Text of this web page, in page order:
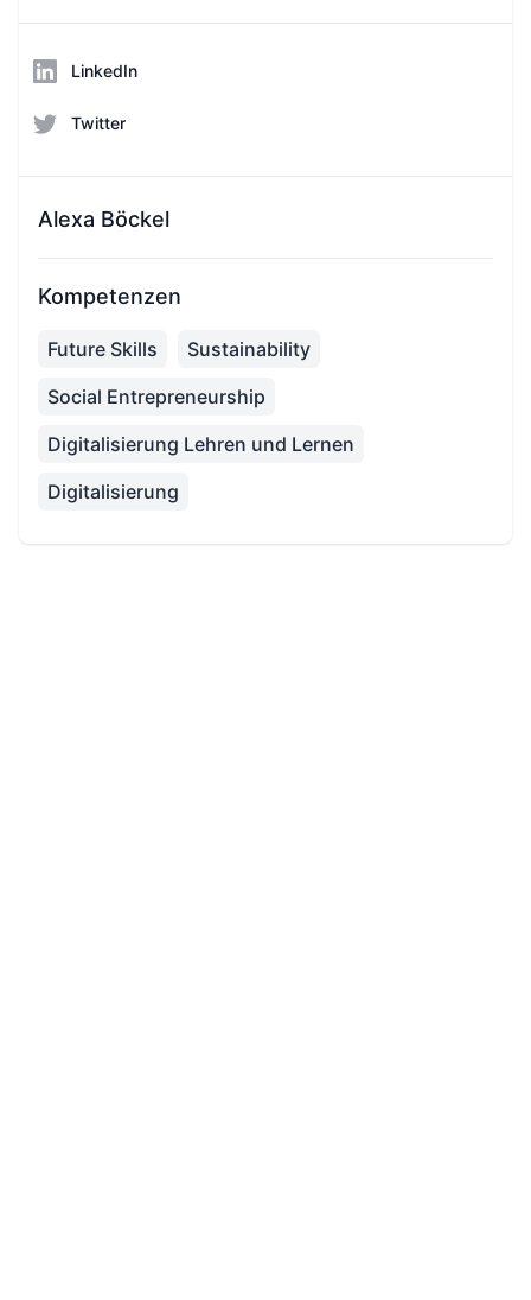
LinkedIn
Twitter
Alexa Böckel
Kompetenzen
Future Skills
Sustainability
Social Entrepreneurship
Digitalisierung Lehren und Lernen
Digitalisierung